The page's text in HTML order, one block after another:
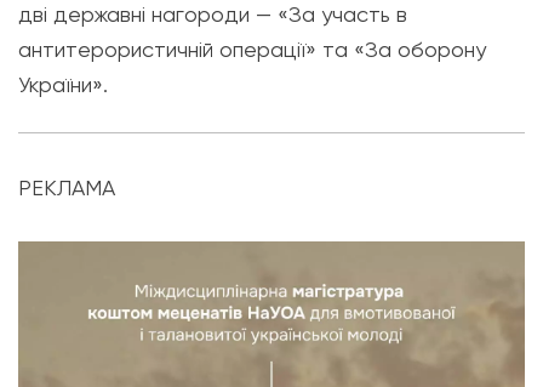
дві державні нагороди — «За участь в
антитерористичній операції» та «За оборону
України».
РЕКЛАМА